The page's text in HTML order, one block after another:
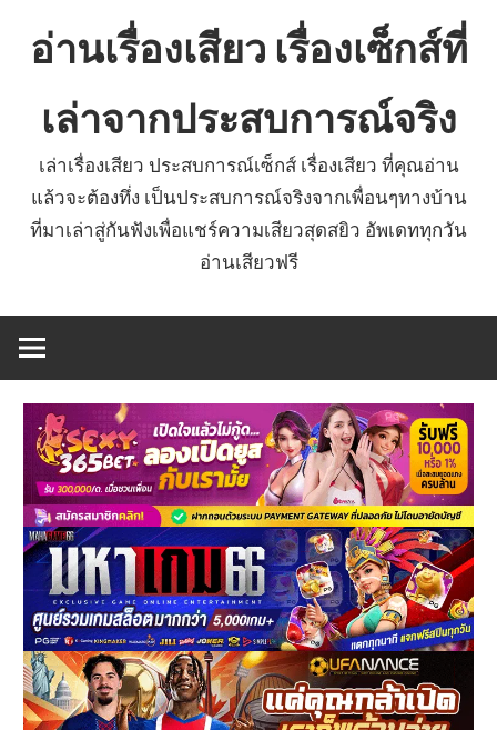
อ่านเรื่องเสียว เรื่องเซ็กส์ที่
เล่าจากประสบการณ์จริง
เล่าเรื่องเสียว ประสบการณ์เซ็กส์ เรื่องเสียว ที่คุณอ่าน
แล้วจะต้องทึ่ง เป็นประสบการณ์จริงจากเพื่อนๆทางบ้าน
ที่มาเล่าสู่กันฟังเพื่อแชร์ความเสียวสุดสยิว อัพเดททุกวัน
อ่านเสียวฟรี